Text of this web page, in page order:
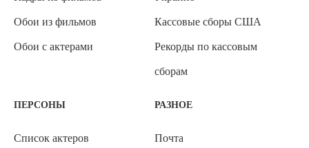
Обои из фильмов
Обои с актерами
Кассовые сборы США
Рекорды по кассовым
сборам
ПЕРСОНЫ
Список актеров
РАЗНОЕ
Почта